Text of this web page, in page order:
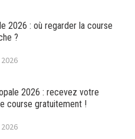
2026 : où regarder la course
?
2026 : recevez votre
course gratuitement !